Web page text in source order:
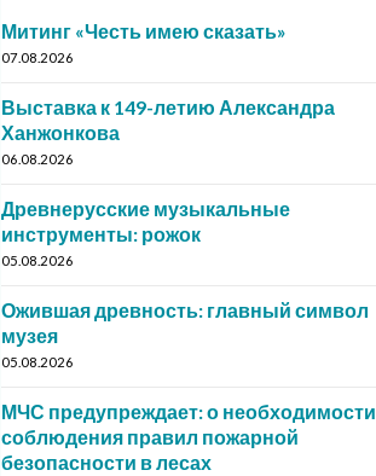
Митинг «Честь имею сказать»
07.08.2026
Выставка к 149-летию Александра
Ханжонкова
06.08.2026
Древнерусские музыкальные
инструменты: рожок
05.08.2026
Ожившая древность: главный символ
музея
05.08.2026
МЧС предупреждает: о необходимости
соблюдения правил пожарной
безопасности в лесах